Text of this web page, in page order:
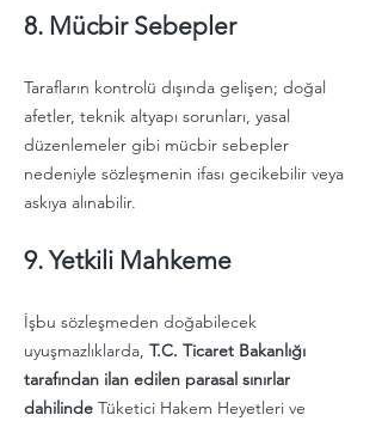
8. Mücbir Sebepler
Tarafların kontrolü dışında gelişen; doğal
afetler, teknik altyapı sorunları, yasal
düzenlemeler gibi mücbir sebepler
nedeniyle sözleşmenin ifası gecikebilir veya
askıya alınabilir.
9. Yetkili Mahkeme
İşbu sözleşmeden doğabilecek
uyuşmazlıklarda, T.C. Ticaret Bakanlığı
tarafından ilan edilen parasal sınırlar
dahilinde Tüketici Hakem Heyetleri ve